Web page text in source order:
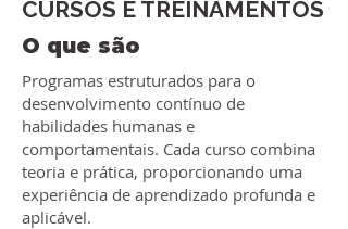
CURSOS E TREINAMENTOS
O que são
Programas estruturados para o
desenvolvimento contínuo de
habilidades humanas e
comportamentais. Cada curso combina
teoria e prática, proporcionando uma
experiência de aprendizado profunda e
aplicável.